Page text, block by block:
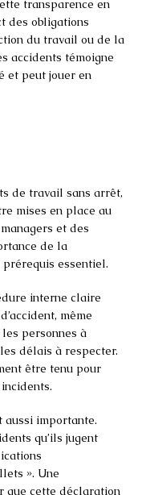
transparence en
des obligations
du travail ou de la
accidents témoigne
et peut jouer en
de travail sans arrêt,
mises en place au
et des
de la
essentiel.
interne claire
même
personnes à
délais à respecter.
être tenu pour
aussi importante.
qu’ils jugent
». Une
que cette déclaration